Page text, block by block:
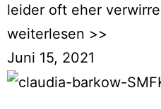
leider oft eher
weiterlesen >>
Juni 15, 2021